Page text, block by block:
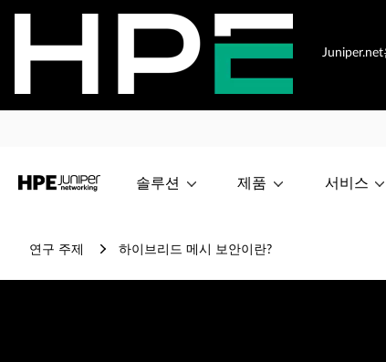
솔루션 제품 서비스
연구 주제 하이브리드 메시 보안이란?